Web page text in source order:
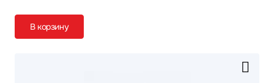
В корзину